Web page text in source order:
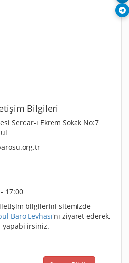
Bilgileri
Serdar-ı Ekrem Sokak No:7
17:00
iletişim bilgilerini sitemizde
Baro Levhası'nı ziyaret ederek,
yapabilirsiniz.